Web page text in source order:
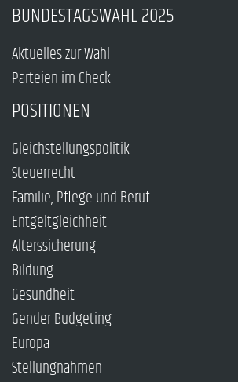
BUNDESTAGSWAHL 2025
Aktuelles zur Wahl
Parteien im Check
POSITIONEN
Gleichstellungspolitik
Steuerrecht
Familie, Pflege und Beruf
Entgeltgleichheit
Alterssicherung
Bildung
Gesundheit
Gender Budgeting
Europa
Stellungnahmen